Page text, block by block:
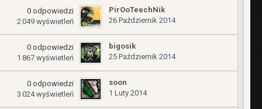
0 odpowiedzi
2 049 wyświetleń
PirOoTeechNik
26 Październik 2014
0 odpowiedzi
1 867 wyświetleń
bigosik
25 Październik 2014
0 odpowiedzi
3 024 wyświetleń
soon
1 Luty 2014